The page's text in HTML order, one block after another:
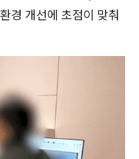
경 개선에 초점이 맞춰